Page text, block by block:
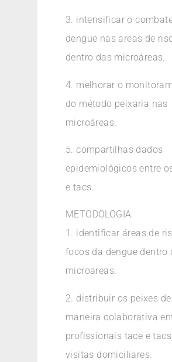
3. intensificar o
dengue nas areas de
dentro das microáreas.
4. melhorar o
do método peixaria nas
microáreas.
5. compartilhas dados
epidemiológicos entre
e tacs.
METODOLOGIA:
1. identificar áreas de
focos da dengue dentro
microareas.
2. distribuir os peixes de
maneira colaborativa
profissionais tace e
visitas domiciliares.